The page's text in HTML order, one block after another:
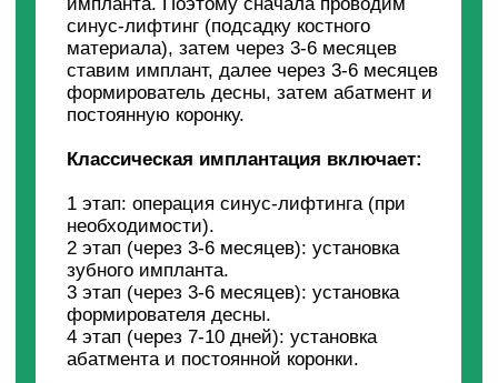
Ваше имя
Ваш телефон
+7
отправить!
Позвоним и запишем на удобное
время. Работаем 7 дней в неделю.